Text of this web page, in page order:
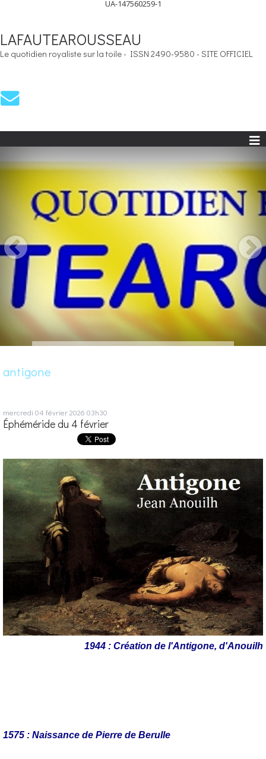
UA-147560259-1
LAFAUTEAROUSSEAU
Le quotidien royaliste sur la toile - ISSN 2490-9580 - SITE OFFICIEL
antigone
mercredi 04 février 2026 03h30
Éphéméride du 4 février
1944 : Création de l'Antigone, d'Anouilh
1575 : Naissance de Pierre de Berulle